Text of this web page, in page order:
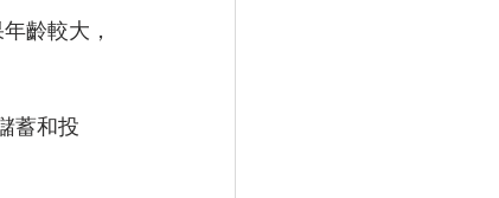
齡較大，
蓄和投